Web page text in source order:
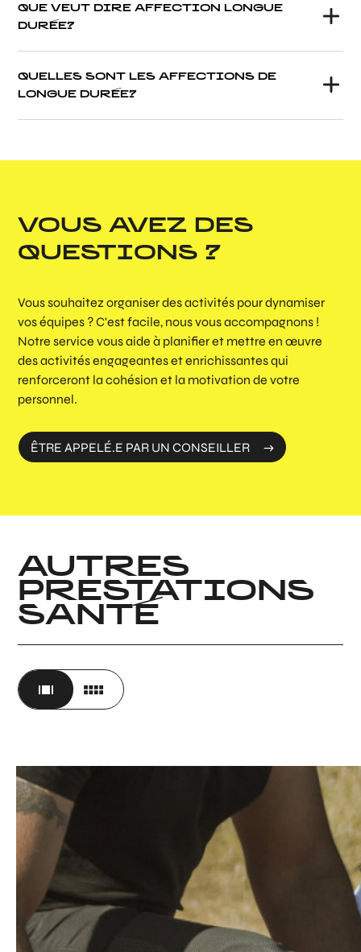
QUE VEUT DIRE AFFECTION LONGUE
DURÉE?
QUELLES SONT LES AFFECTIONS DE
LONGUE DURÉE?
VOUS AVEZ DES
QUESTIONS ?
Vous souhaitez organiser des activités pour dynamiser
vos équipes ? C'est facile, nous vous accompagnons !
Notre service vous aide à planifier et mettre en œuvre
des activités engageantes et enrichissantes qui
renforceront la cohésion et la motivation de votre
personnel.
ÊTRE APPELÉ.E PAR UN CONSEILLER
AUTRES
PRESTATIONS
SANTÉ